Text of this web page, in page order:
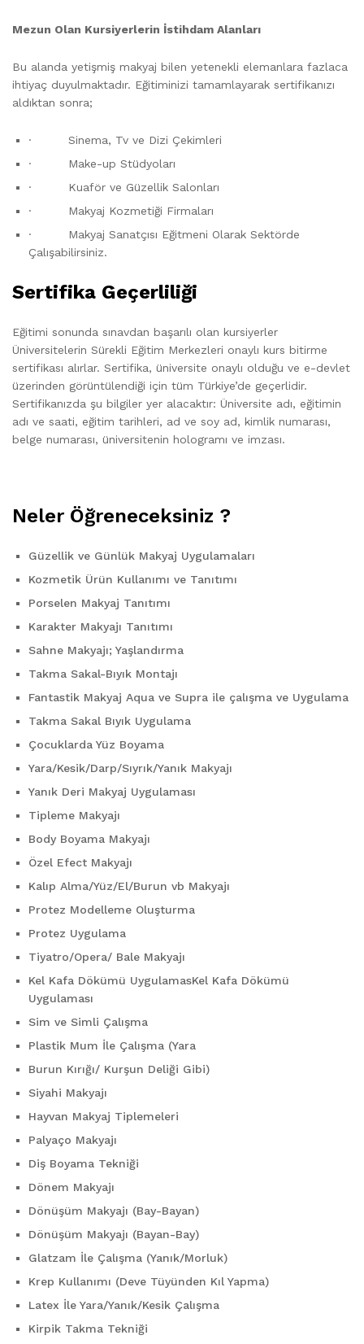
Mezun Olan Kursiyerlerin İstihdam Alanları
Bu alanda yetişmiş makyaj bilen yetenekli elemanlara fazlaca
ihtiyaç duyulmaktadır. Eğitiminizi tamamlayarak sertifikanızı
aldıktan sonra;
· Sinema, Tv ve Dizi Çekimleri
· Make-up Stüdyoları
· Kuaför ve Güzellik Salonları
· Makyaj Kozmetiği Firmaları
· Makyaj Sanatçısı Eğitmeni Olarak Sektörde
Çalışabilirsiniz.
Sertifika Geçerliliği
Eğitimi sonunda sınavdan başarılı olan kursiyerler
Üniversitelerin Sürekli Eğitim Merkezleri onaylı kurs bitirme
sertifikası alırlar. Sertifika, üniversite onaylı olduğu ve e-devlet
üzerinden görüntülendiği için tüm Türkiye’de geçerlidir.
Sertifikanızda şu bilgiler yer alacaktır: Üniversite adı, eğitimin
adı ve saati, eğitim tarihleri, ad ve soy ad, kimlik numarası,
belge numarası, üniversitenin hologramı ve imzası.
Neler Öğreneceksiniz ?
Güzellik ve Günlük Makyaj Uygulamaları
Kozmetik Ürün Kullanımı ve Tanıtımı
Porselen Makyaj Tanıtımı
Karakter Makyajı Tanıtımı
Sahne Makyajı; Yaşlandırma
Takma Sakal-Bıyık Montajı
Fantastik Makyaj Aqua ve Supra ile çalışma ve Uygulama
Takma Sakal Bıyık Uygulama
Çocuklarda Yüz Boyama
Yara/Kesik/Darp/Sıyrık/Yanık Makyajı
Yanık Deri Makyaj Uygulaması
Tipleme Makyajı
Body Boyama Makyajı
Özel Efect Makyajı
Kalıp Alma/Yüz/El/Burun vb Makyajı
Protez Modelleme Oluşturma
Protez Uygulama
Tiyatro/Opera/ Bale Makyajı
Kel Kafa Dökümü UygulamasKel Kafa Dökümü
Uygulaması
Sim ve Simli Çalışma
Plastik Mum İle Çalışma (Yara
Burun Kırığı/ Kurşun Deliği Gibi)
Siyahi Makyajı
Hayvan Makyaj Tiplemeleri
Palyaço Makyajı
Diş Boyama Tekniği
Dönem Makyajı
Dönüşüm Makyajı (Bay-Bayan)
Dönüşüm Makyajı (Bayan-Bay)
Glatzam İle Çalışma (Yanık/Morluk)
Krep Kullanımı (Deve Tüyünden Kıl Yapma)
Latex İle Yara/Yanık/Kesik Çalışma
Kirpik Takma Tekniği